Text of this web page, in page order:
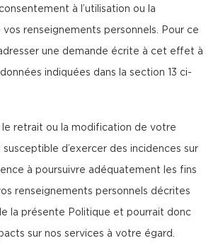
à l’utilisation ou la
renseignements personnels. Pour ce
une demande écrite à cet effet à
indiquées dans la section 13 ci-
le retrait ou la modification de votre
d’exercer des incidences sur
à poursuivre adéquatement les fins
renseignements personnels décrites
la présente Politique et pourrait donc
sur nos services à votre égard.